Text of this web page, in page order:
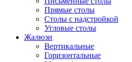
Прямые столы
Столы с надстройкой
Угловые столы
Жалюзи
Вертикальные
Горизонтальные